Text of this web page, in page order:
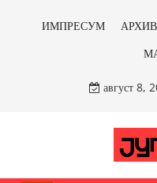
ИМПРЕСУМ
август 8,